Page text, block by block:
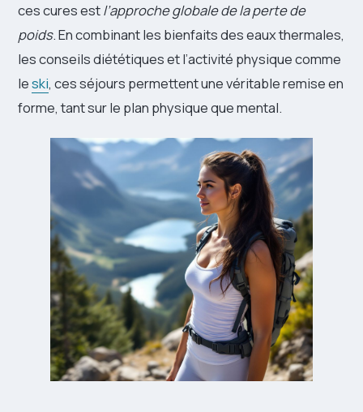
ces cures estl’approche globale de la perte de
poids. En combinant les bienfaits des eaux thermales,
les conseils diététiques et l’activité physique comme
leski, ces séjours permettent une véritable remise en
forme, tant sur le plan physique que mental.